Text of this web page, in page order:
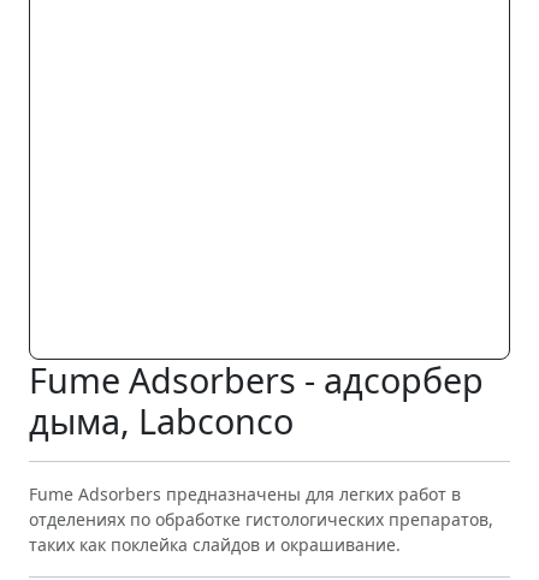
Fume Adsorbers - адсорбер
дыма, Labconco
Fume Adsorbers предназначены для легких работ в
отделениях по обработке гистологических препаратов,
таких как поклейка слайдов и окрашивание.